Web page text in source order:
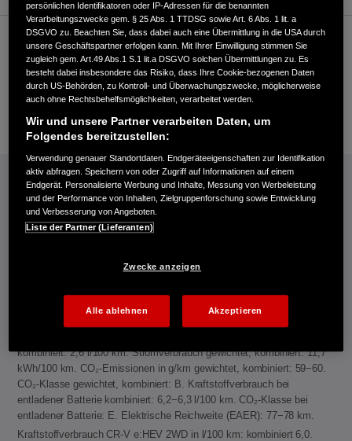
Kundenservice
+493443237130
E-Mail
INFORMATIONEN: KRAFTSTOFFVERBRAUCH/CO2-EMISSIONEN (PDF, 42 KB)
Kraftstoffverbrauch Jazz e:HEV in l/100 km: kombiniert 4,6−4,8. CO₂-
Emissionen in g/km: kombiniert 104−109. CO₂-Klasse: C.
Kraftstoffverbrauch Civic e:HEV in l/100 km: kombiniert 4,8−5,1. CO₂-
Kraftstoffverbrauch HR-V e:HEV in l/100 km: kombiniert 5,4. CO₂-
Emissionen in g/km: kombiniert 132−133. CO₂-Klasse: D.
kombiniert: 2,6 l/100 km. Stromverbrauch gewichtet, kombiniert: 11,7
kWh/100 km. CO₂-Emissionen in g/km gewichtet, kombiniert: 59−60.
CO₂-Klasse gewichtet, kombiniert: B. Kraftstoffverbrauch bei
entladener Batterie kombiniert: 6,2−6,3 l/100 km. CO₂-Klasse bei
entladener Batterie: E. Elektrische Reichweite (EAER): 77−78 km.
Kraftstoffverbrauch CR-V e:HEV 2WD in l/100 km: kombiniert 6,0.
persönlichen Identifikatoren oder IP-Adressen für die benannten
Verarbeitungszwecke gem. § 25 Abs. 1 TTDSG sowie Art. 6 Abs. 1 lit. a
DSGVO zu. Beachten Sie, dass dabei auch eine Übermittlung in die USA durch
unsere Geschäftspartner erfolgen kann. Mit Ihrer Einwilligung stimmen Sie
zugleich gem. Art.49 Abs.1 S.1 lit.a DSGVO solchen Übermittlungen zu. Es
besteht dabei insbesondere das Risiko, dass Ihre Cookie-bezogenen Daten
durch US-Behörden, zu Kontroll- und Überwachungszwecke, möglicherweise
auch ohne Rechtsbehelfsmöglichkeiten, verarbeitet werden.
Wir und unsere Partner verarbeiten Daten, um
Folgendes bereitzustellen:
Verwendung genauer Standortdaten. Endgeräteeigenschaften zur Identifikation
aktiv abfragen. Speichern von oder Zugriff auf Informationen auf einem
Endgerät. Personalisierte Werbung und Inhalte, Messung von Werbeleistung
und der Performance von Inhalten, Zielgruppenforschung sowie Entwicklung
und Verbesserung von Angeboten.
Liste der Partner (Lieferanten)
Zwecke anzeigen
Alle ablehnen Akzeptieren